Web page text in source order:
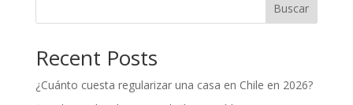
Buscar
Recent Posts
¿Cuánto cuesta regularizar una casa en Chile en 2026?